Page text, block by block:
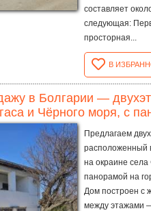
составляет
следующая:
просторная...
В
в Болгарии —
и Чёрного моря, с
Предлагаем
расположенный
на окраине села
панорамой на
Дом построен с
между этажами